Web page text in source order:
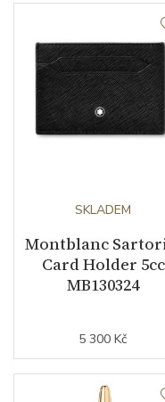
SKLADEM
Montblanc
Card Holder 5cc
MB130324
5 300 Kč